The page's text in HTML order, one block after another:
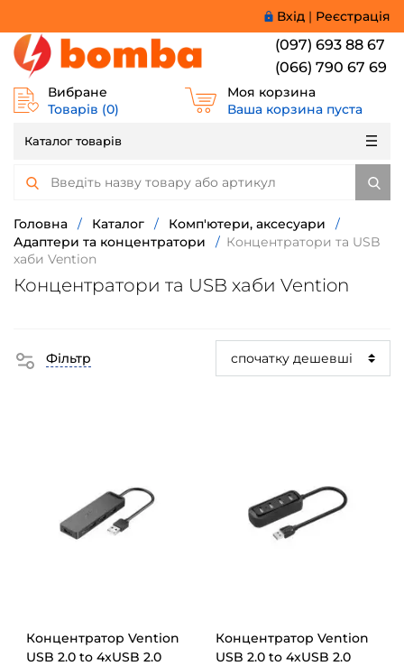
Вхід | Реєстрація
(097) 693 88 67
(066) 790 67 69
Вибране
Товарів (0)
Моя корзина
Ваша корзина пуста
Каталог товарів
Головна / Каталог / Комп'ютери, аксесуари
/
Адаптери та концентратори
/ Концентратори та USB
хаби Vention
Концентратори та USB хаби Vention
Фільтр
Концентратор Vention
USB 2.0 to 4xUSB 2.0
Концентратор Vention
USB 2.0 to 4xUSB 2.0